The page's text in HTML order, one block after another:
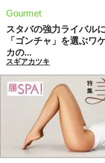
Gourmet
スタバの強力ライバル
「ゴンチャ」を選ぶワ
カの...
スギアカツキ